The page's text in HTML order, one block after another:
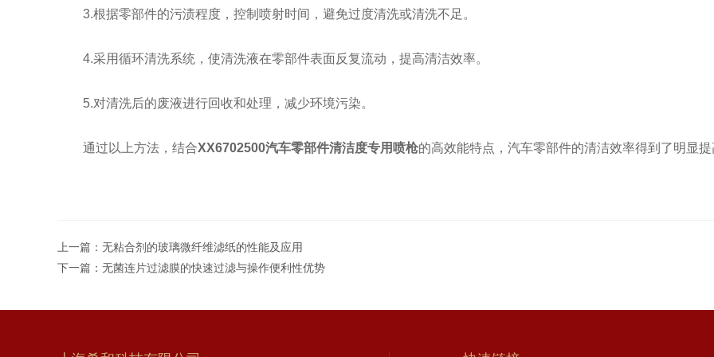
3.根据零部件的污渍程度，控制喷射时间，避免过度清洗或清洗不足。
4.采用循环清洗系统，使清洗液在零部件表面反复流动，提高清洁效率。
5.对清洗后的废液进行回收和处理，减少环境污染。
通过以上方法，结合XX6702500汽车零部件清洁度专用喷枪的高效能特点，汽车零部件的清洁效率得到了明显
上一篇： 无粘合剂的玻璃微纤维滤纸的性能及应用
下一篇： 无菌连片过滤膜的快速过滤与操作便利性优势